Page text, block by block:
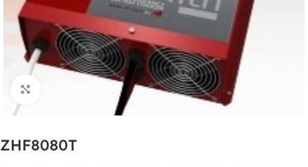
Clicca per ingrandire
ZHF8080T